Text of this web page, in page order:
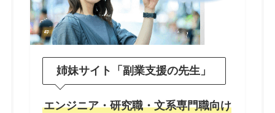
姉妹サイト「副業支援の先生」
エンジニア・研究職・文系専門職向け